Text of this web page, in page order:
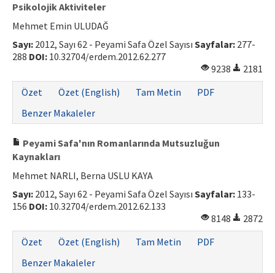
Psikolojik Aktiviteler
Mehmet Emin ULUDAĞ
Sayı: 2012, Sayı 62 - Peyami Safa Özel Sayısı Sayfalar: 277-
288 DOI: 10.32704/erdem.2012.62.277
9238
2181
Özet
Özet (English) Tam Metin
PDF
Benzer Makaleler
Peyami Safa'nın Romanlarında Mutsuzluğun
Kaynakları
Mehmet NARLI, Berna USLU KAYA
Sayı: 2012, Sayı 62 - Peyami Safa Özel Sayısı Sayfalar: 133-
156 DOI: 10.32704/erdem.2012.62.133
8148
2872
Özet
Özet (English) Tam Metin
PDF
Benzer Makaleler